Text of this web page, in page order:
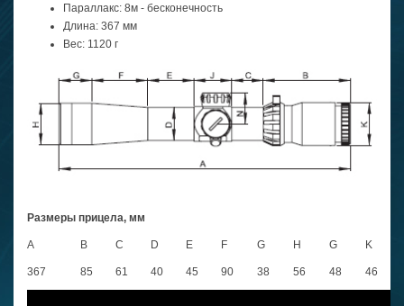
Параллакс: 8м - бесконечность
Длина: 367 мм
Вес: 1120 г
Размеры прицела, мм
A B C D E F G H G K
367 85 61 40 45 90 38 56 48 46